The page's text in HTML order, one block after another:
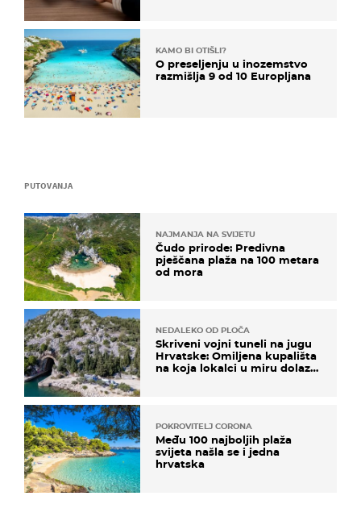
PUTOVANJA
NAJMANJA NA SVIJETU
Čudo prirode: Predivna
pješčana plaža na 100 metara
od mora
NEDALEKO OD PLOČA
Skriveni vojni tuneli na jugu
Hrvatske: Omiljena kupališta
na koja lokalci u miru dolaze
POKROVITELJ CORONA
Među 100 najboljih plaža
svijeta našla se i jedna
hrvatska
KAMO BI OTIŠLI?
O preseljenju u inozemstvo
razmišlja 9 od 10 Europljana